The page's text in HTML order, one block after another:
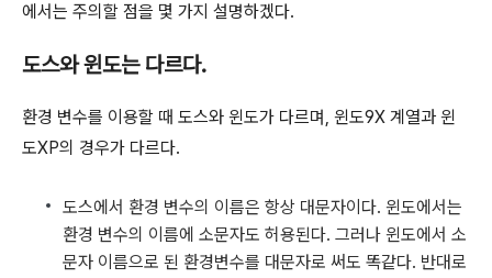
에서는 주의할 점을 몇 가지 설명하겠다.
도스와 윈도는 다르다.
환경 변수를 이용할 때 도스와 윈도가 다르며, 윈도9X 계열과 윈
도XP의 경우가 다르다.
도스에서 환경 변수의 이름은 항상 대문자이다. 윈도에서는
환경 변수의 이름에 소문자도 허용된다. 그러나 윈도에서 소
문자 이름으로 된 환경변수를 대문자로 써도 똑같다. 반대로